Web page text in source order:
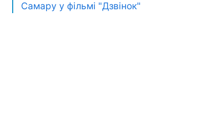
Самару у фільмі "Дзвінок"